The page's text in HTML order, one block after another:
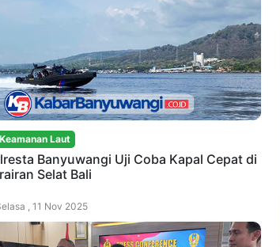
Laut
Banyuwangi Uji Coba Kapal Cepat di
Selat Bali
, 11 Nov 2025